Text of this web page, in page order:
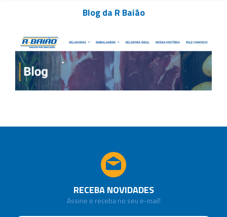
Blog da R Baião
RECEBA NOVIDADES
Assine e receba no seu e-mail!